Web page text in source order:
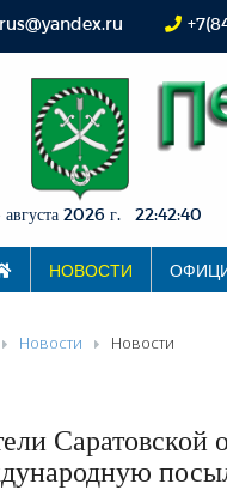
2026 г. 22:42:40
НОВОСТИ
Новости Новости
Саратовской